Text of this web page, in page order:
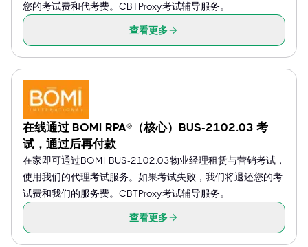
您的考试费和代考费。CBTProxy考试辅导服务。
查看更多
在线通过 BOMI RPA®（核心）BUS-2102.03 考
试，通过后再付款
在家即可通过BOMI BUS-2102.03物业经理租赁与营销考试，
使用我们的代理考试服务。如果考试失败，我们将退还您的考
试费和我们的服务费。CBTProxy考试辅导服务。
查看更多